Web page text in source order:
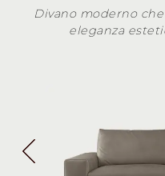
Divano moderno
eleganza